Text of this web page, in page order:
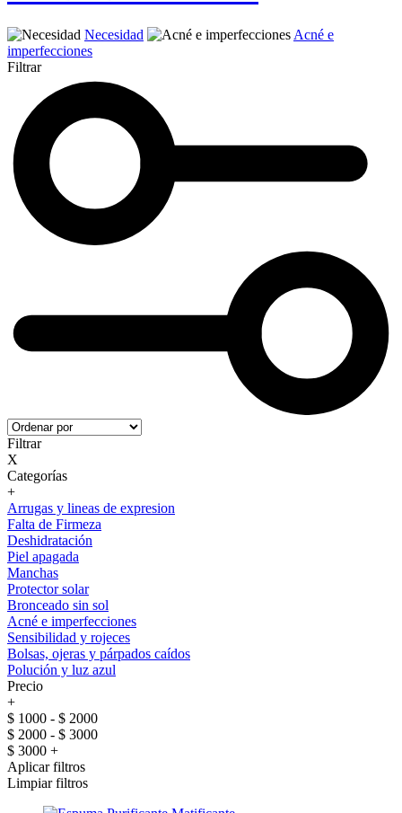
Necesidad
Acné e
imperfecciones
Filtrar
Filtrar
X
Categorías
+
Arrugas y lineas de expresion
Falta de Firmeza
Deshidratación
Piel apagada
Manchas
Protector solar
Bronceado sin sol
Acné e imperfecciones
Sensibilidad y rojeces
Bolsas, ojeras y párpados caídos
Polución y luz azul
Precio
+
$ 1000 - $ 2000
$ 2000 - $ 3000
$ 3000 +
Aplicar filtros
Limpiar filtros